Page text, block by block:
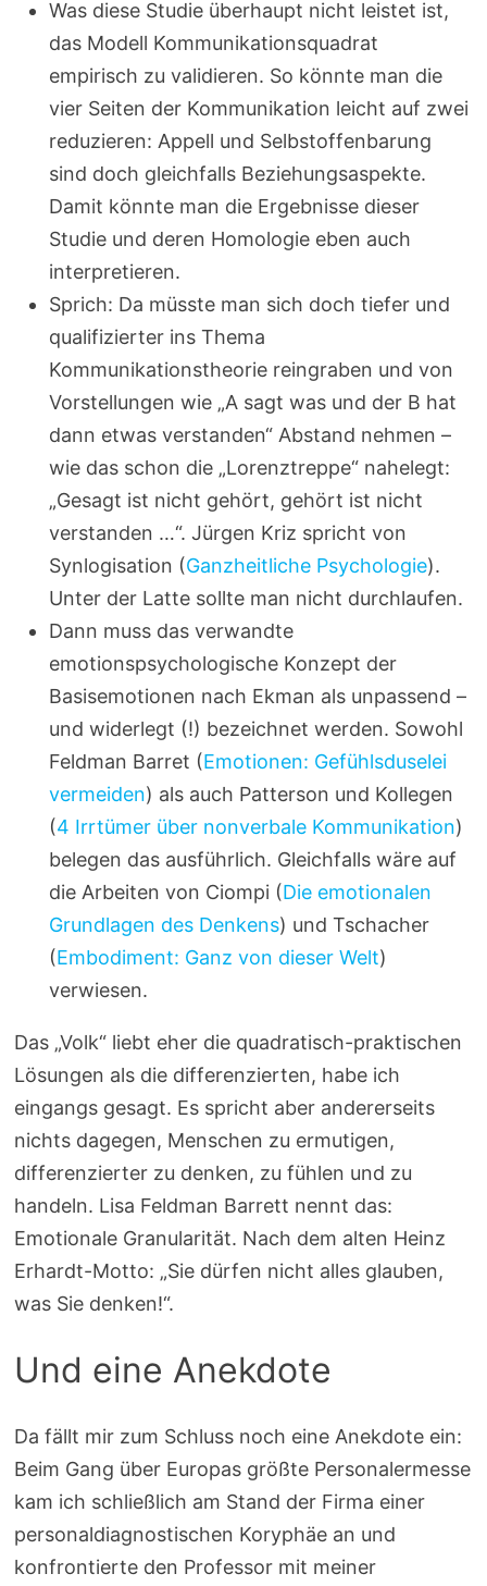
Was diese Studie überhaupt nicht leistet ist,
das Modell Kommunikationsquadrat
empirisch zu validieren. So könnte man die
vier Seiten der Kommunikation leicht auf zwei
reduzieren: Appell und Selbstoffenbarung
sind doch gleichfalls Beziehungsaspekte.
Damit könnte man die Ergebnisse dieser
Studie und deren Homologie eben auch
interpretieren.
Sprich: Da müsste man sich doch tiefer und
qualifizierter ins Thema
Kommunikationstheorie reingraben und von
Vorstellungen wie „A sagt was und der B hat
dann etwas verstanden“ Abstand nehmen –
wie das schon die „Lorenztreppe“ nahelegt:
„Gesagt ist nicht gehört, gehört ist nicht
verstanden …“. Jürgen Kriz spricht von
Synlogisation (Ganzheitliche Psychologie).
Unter der Latte sollte man nicht durchlaufen.
Dann muss das verwandte
emotionspsychologische Konzept der
Basisemotionen nach Ekman als unpassend –
und widerlegt (!) bezeichnet werden. Sowohl
Feldman Barret (Emotionen: Gefühlsduselei
vermeiden) als auch Patterson und Kollegen
(4 Irrtümer über nonverbale Kommunikation)
belegen das ausführlich. Gleichfalls wäre auf
die Arbeiten von Ciompi (Die emotionalen
Grundlagen des Denkens) und Tschacher
(Embodiment: Ganz von dieser Welt)
verwiesen.
Das „Volk“ liebt eher die quadratisch-praktischen
Lösungen als die differenzierten, habe ich
eingangs gesagt. Es spricht aber andererseits
nichts dagegen, Menschen zu ermutigen,
differenzierter zu denken, zu fühlen und zu
handeln. Lisa Feldman Barrett nennt das:
Emotionale Granularität. Nach dem alten Heinz
Erhardt-Motto: „Sie dürfen nicht alles glauben,
was Sie denken!“.
Und eine Anekdote
Da fällt mir zum Schluss noch eine Anekdote ein:
Beim Gang über Europas größte Personalermesse
kam ich schließlich am Stand der Firma einer
personaldiagnostischen Koryphäe an und
konfrontierte den Professor mit meiner